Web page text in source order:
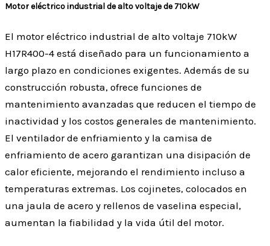
Motor eléctrico industrial de alto voltaje de 710kW
El motor eléctrico industrial de alto voltaje 710kW
H17R400-4 está diseñado para un funcionamiento a
largo plazo en condiciones exigentes. Además de su
construcción robusta, ofrece funciones de
mantenimiento avanzadas que reducen el tiempo de
inactividad y los costos generales de mantenimiento.
El ventilador de enfriamiento y la camisa de
enfriamiento de acero garantizan una disipación de
calor eficiente, mejorando el rendimiento incluso a
temperaturas extremas. Los cojinetes, colocados en
una jaula de acero y rellenos de vaselina especial,
aumentan la fiabilidad y la vida útil del motor.